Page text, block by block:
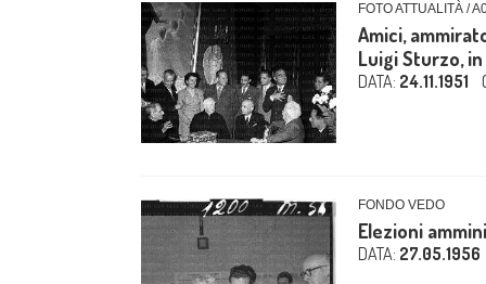
FOTO ATTUALITÀ /
Amici,
Luigi Sturzo,
DATA: 24.11.1951
FONDO VEDO
Elezioni
DATA: 27.05.1956